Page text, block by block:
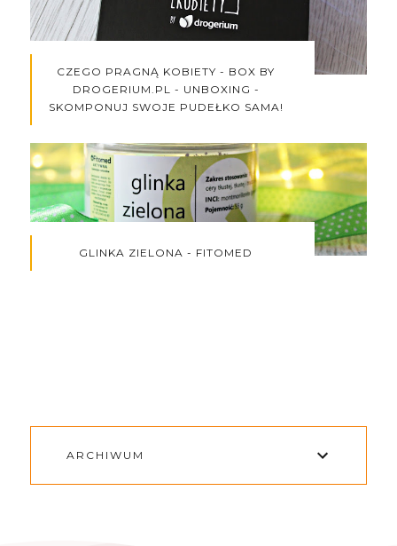
CZEGO PRAGNĄ KOBIETY - BOX BY
DROGERIUM.PL - UNBOXING -
SKOMPONUJ SWOJE PUDEŁKO SAMA!
GLINKA ZIELONA - FITOMED
ARCHIWUM